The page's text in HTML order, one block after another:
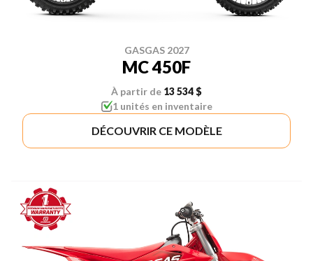
GASGAS 2027
MC 450F
À partir de 13 534 $
1 unités en inventaire
DÉCOUVRIR CE MODÈLE